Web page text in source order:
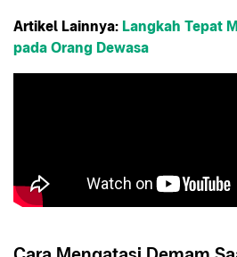
Artikel Lainnya: Langkah Tepat
pada Orang Dewasa